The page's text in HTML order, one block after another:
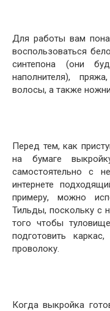
Для работы вам
воспользоваться
синтепона (они
наполнителя),
волосы, а также
Перед тем, как
на бумаге
самостоятельно с
интернете
примеру, можно
Тильды, поскольку с
того чтобы
подготовить
проволоку.
Когда выкройка